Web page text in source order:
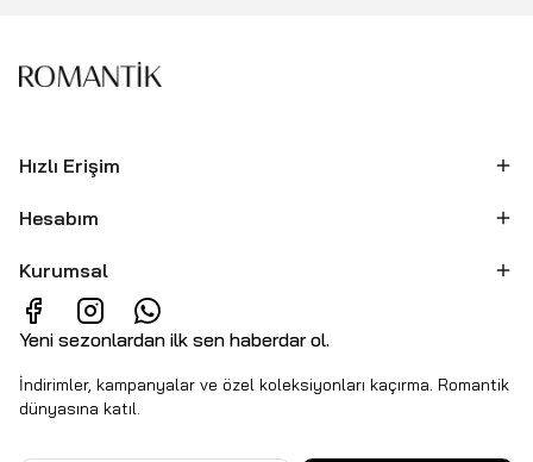
Hızlı Erişim
Hesabım
Kurumsal
Yeni sezonlardan ilk sen haberdar ol.
İndirimler, kampanyalar ve özel koleksiyonları kaçırma. Romantik
dünyasına katıl.